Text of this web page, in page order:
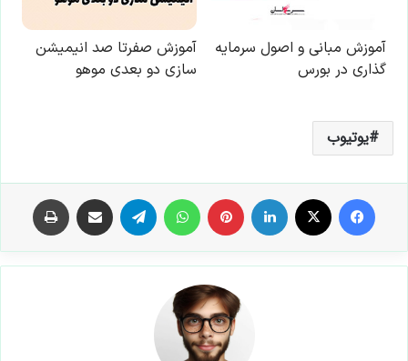
یوتیوب
فیس بوک لینکدین ‫پین‌ترست تلگرام اشتراک گذاری از طریق ایمیل